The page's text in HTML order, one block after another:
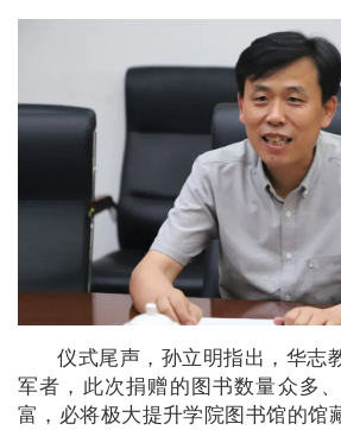
仪式尾声，孙立明指出，华志
军者，此次捐赠的图书数量众多
富，必将极大提升学院图书馆的馆